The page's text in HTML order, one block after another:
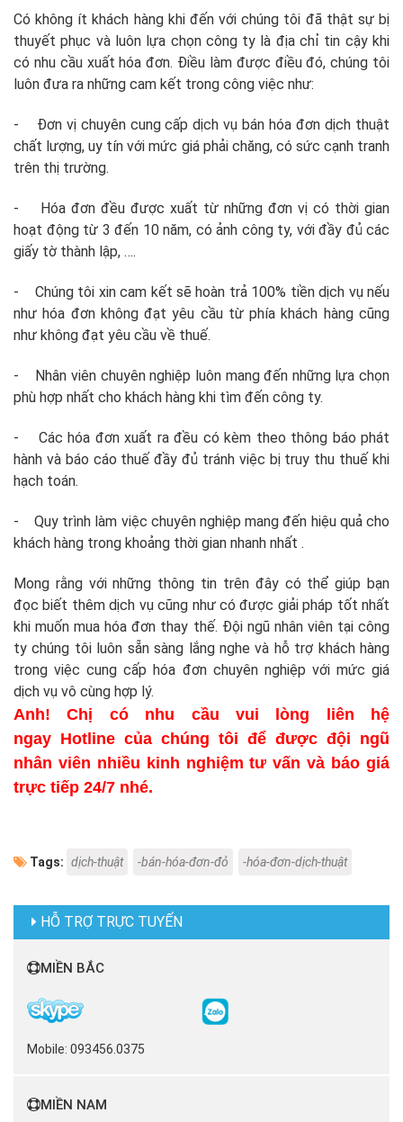
Có không ít khách hàng khi đến với chúng tôi đã thật sự bị
thuyết phục và luôn lựa chọn công ty là địa chỉ tin cậy khi
có nhu cầu xuất hóa đơn. Điều làm được điều đó, chúng tôi
luôn đưa ra những cam kết trong công việc như:
- Đơn vị chuyên cung cấp dịch vụ bán hóa đơn dịch thuật
chất lượng, uy tín với mức giá phải chăng, có sức cạnh tranh
trên thị trường.
- Hóa đơn đều được xuất từ những đơn vị có thời gian
hoạt động từ 3 đến 10 năm, có ảnh công ty, với đầy đủ các
giấy tờ thành lập, ….
- Chúng tôi xin cam kết sẽ hoàn trả 100% tiền dịch vụ nếu
như hóa đơn không đạt yêu cầu từ phía khách hàng cũng
như không đạt yêu cầu về thuế.
- Nhân viên chuyên nghiệp luôn mang đến những lựa chọn
phù hợp nhất cho khách hàng khi tìm đến công ty.
- Các hóa đơn xuất ra đều có kèm theo thông báo phát
hành và báo cáo thuế đầy đủ tránh việc bị truy thu thuế khi
hạch toán.
- Quy trình làm việc chuyên nghiệp mang đến hiệu quả cho
khách hàng trong khoảng thời gian nhanh nhất .
Mong rằng với những thông tin trên đây có thể giúp bạn
đọc biết thêm dịch vụ cũng như có được giải pháp tốt nhất
khi muốn mua hóa đơn thay thế. Đội ngũ nhân viên tại công
ty chúng tôi luôn sẵn sàng lắng nghe và hỗ trợ khách hàng
trong việc cung cấp hóa đơn chuyên nghiệp với mức giá
dịch vụ vô cùng hợp lý.
Anh! Chị có nhu cầu vui lòng liên hệ
ngay Hotline của chúng tôi để được đội ngũ
nhân viên nhiều kinh nghiệm tư vấn và báo giá
trực tiếp 24/7 nhé.
Tags: dịch-thuật -bán-hóa-đơn-đỏ -hóa-đơn-dịch-thuật
HỖ TRỢ TRỰC TUYẾN
MIỀN BẮC
Mobile: 093456.0375
MIỀN NAM